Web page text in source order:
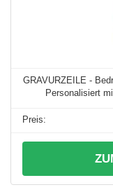
GRAVURZEILE -
Personalisiert